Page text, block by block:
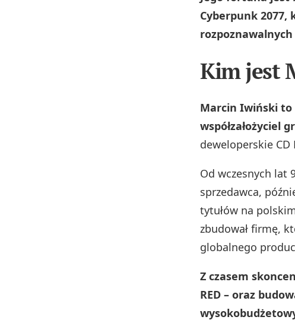
Cyberpunk 2077,
Kim jest
Marcin Iwiński to
współzałożyciel
deweloperskie CD
Od wczesnych lat
sprzedawca,
tytułów na
zbudował firmę,
globalnego
Z czasem
RED – oraz